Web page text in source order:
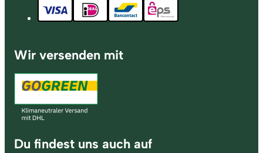
Wir versenden mit
Du findest uns auch auf